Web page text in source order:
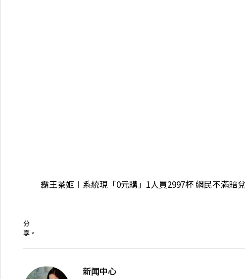
霸王茶姬︱系統現「0元購」1人買2997杯 網民不滿賠
分
享。
新闻中心